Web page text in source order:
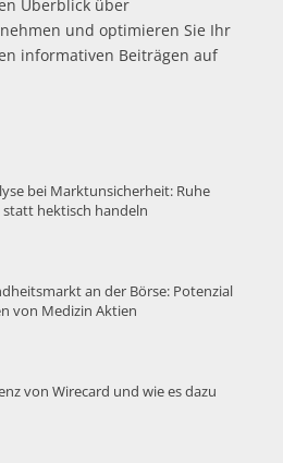
Überblick über
und optimieren Sie Ihr
informativen Beiträgen auf
bei Marktunsicherheit: Ruhe
hektisch handeln
an der Börse: Potenzial
von Medizin Aktien
von Wirecard und wie es dazu